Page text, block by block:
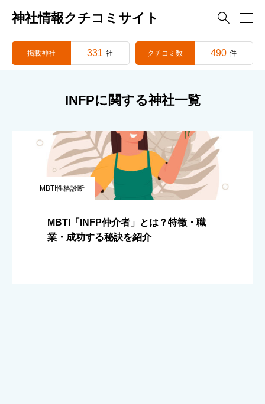
神社情報クチコミサイト 
掲載神社 331 社 クチコミ数 490 件
INFPに関する神社一覧
MBTI性格診断
MBTI「INFP仲介者」とは？特徴・職
業・成功する秘訣を紹介